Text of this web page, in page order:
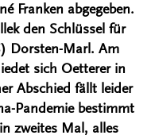
Franken abgegeben.
den Schlüssel für
Dorsten-Marl. Am
sich Oetterer in
Abschied fällt leider
Pandemie bestimmt
zweites Mal, alles